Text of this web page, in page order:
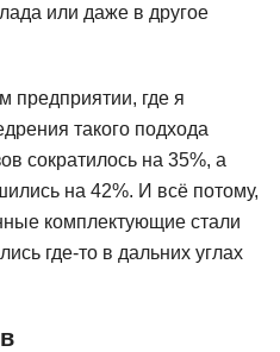
или даже в другое
предприятии, где я
такого подхода
сократилось на 35%, а
на 42%. И всё потому,
комплектующие стали
где-то в дальних углах